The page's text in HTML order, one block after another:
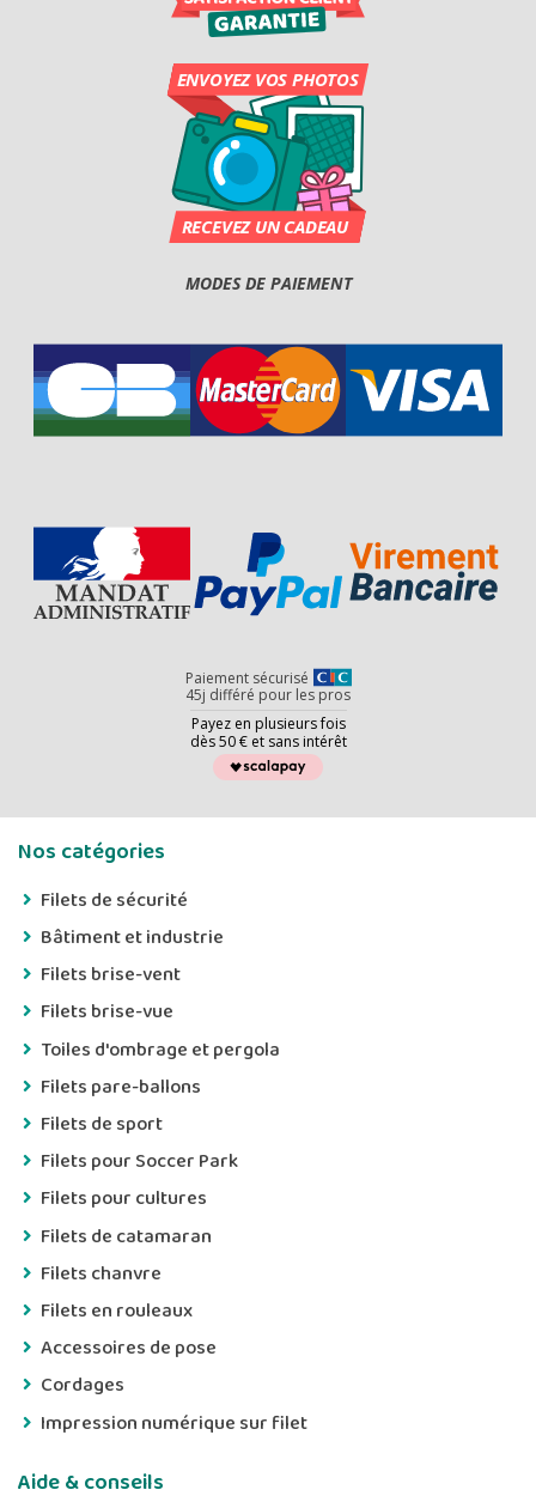
MODES DE PAIEMENT
Paiement sécurisé
45j différé pour les pros
Payez en plusieurs fois
dès 50 € et sans intérêt
Nos catégories
Filets de sécurité
Bâtiment et industrie
Filets brise-vent
Filets brise-vue
Toiles d'ombrage et pergola
Filets pare-ballons
Filets de sport
Filets pour Soccer Park
Filets pour cultures
Filets de catamaran
Filets chanvre
Filets en rouleaux
Accessoires de pose
Cordages
Impression numérique sur filet
Aide & conseils